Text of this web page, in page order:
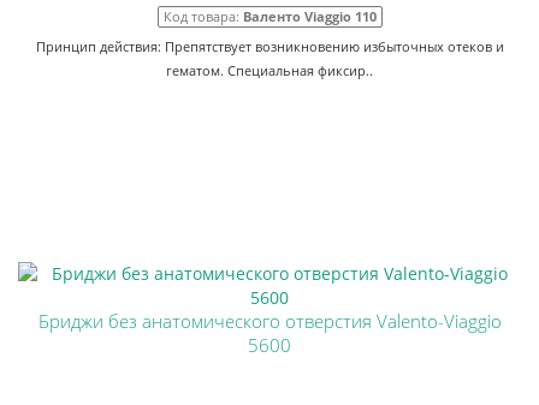
Код товара: Валенто Viaggio 110
Принцип действия: Препятствует возникновению избыточных отеков и
гематом. Специальная фиксир..
Бриджи без анатомического отверстия Valento-Viaggio
5600